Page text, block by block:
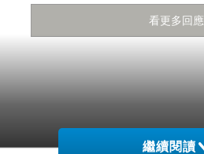
看更多回應
繼續閱讀